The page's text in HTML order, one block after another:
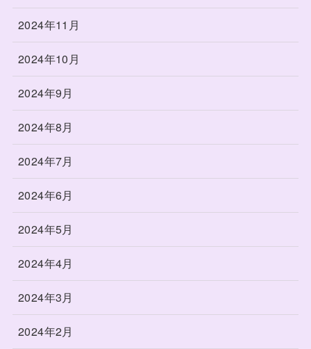
2024年11月
2024年10月
2024年9月
2024年8月
2024年7月
2024年6月
2024年5月
2024年4月
2024年3月
2024年2月